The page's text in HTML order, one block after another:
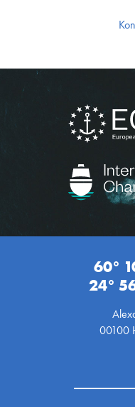
60°
24°
00100